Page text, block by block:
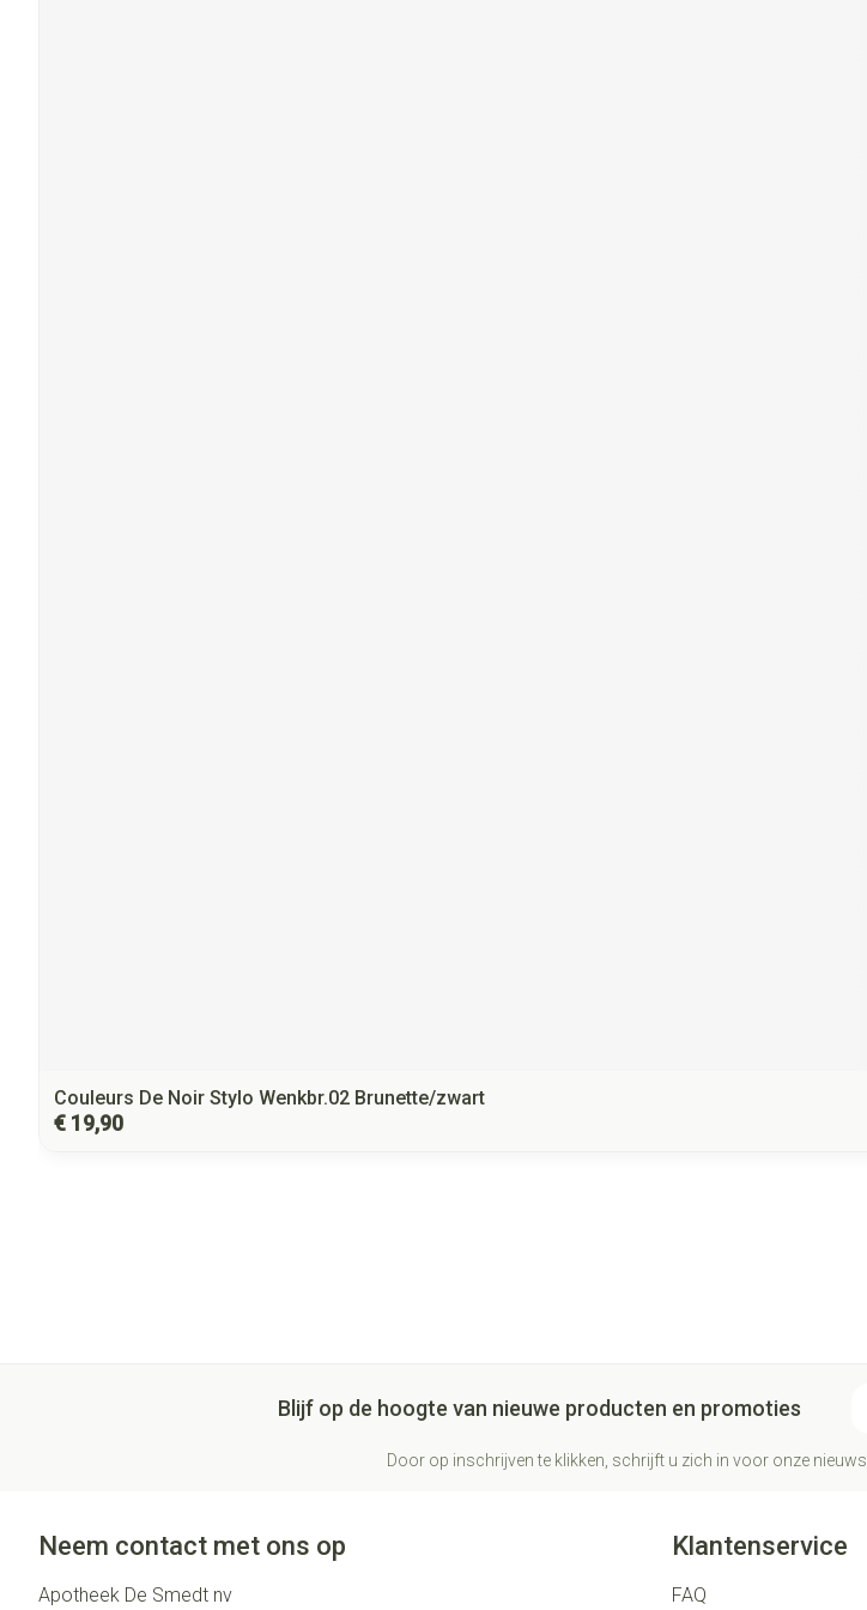
Couleurs De Noir Stylo Wenkbr.02 Brunette/zwart
€ 19,90
Blijf op de hoogte van nieuwe producten en promoties
Door op inschrijven te klikken, schrijft u zich in voor onze
Neem contact met ons op
Apotheek De Smedt nv
Klantenservice
FAQ